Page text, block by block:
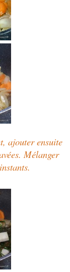
ajouter ensuite
Mélanger